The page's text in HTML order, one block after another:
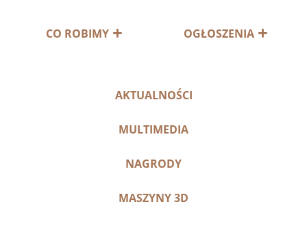
CO ROBIMY OGŁOSZENIA
AKTUALNOŚCI
MULTIMEDIA
NAGRODY
MASZYNY 3D